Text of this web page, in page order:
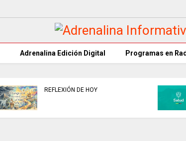
Adrenalina Edición Digital Programas en
ARTISTAS CON ADRENALINA //